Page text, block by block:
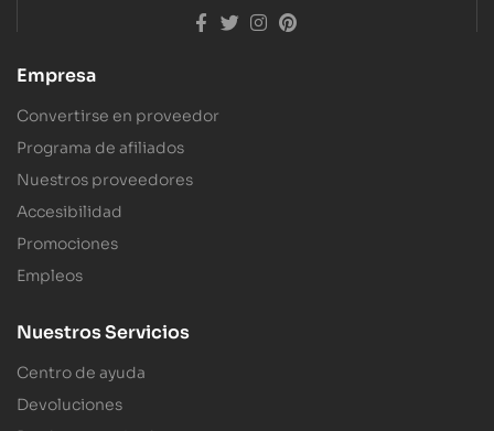
Empresa
Convertirse en proveedor
Programa de afiliados
Nuestros proveedores
Accesibilidad
Promociones
Empleos
Nuestros Servicios
Centro de ayuda
Devoluciones